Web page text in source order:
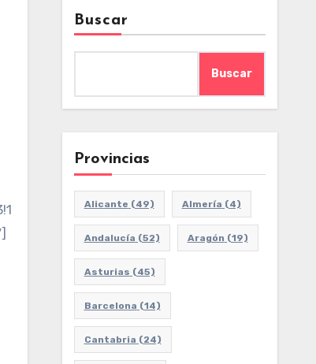
Buscar
Buscar
Provincias
Alicante (49) Almería (4)
Andalucía (52) Aragón (19)
Asturias (45)
Barcelona (14)
Cantabria (24)